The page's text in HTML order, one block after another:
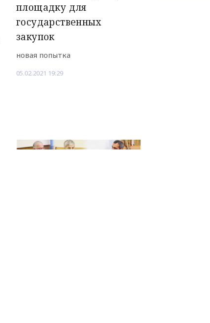
площадку для
государственных
закупок
новая попытка
05.02.2021 19:29